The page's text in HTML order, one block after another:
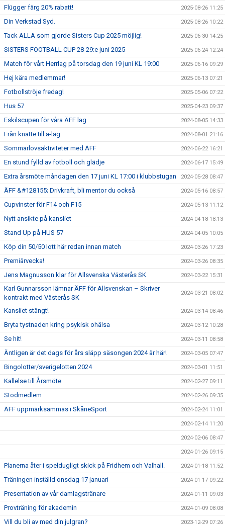
Flügger färg 20% rabatt! 2025-08-26 11:25
Din Verkstad Syd. 2025-08-26 10:22
Tack ALLA som gjorde Sisters Cup 2025 möjlig! 2025-06-30 14:25
SISTERS FOOTBALL CUP 28-29:e juni 2025 2025-06-24 12:24
Match för vårt Herrlag på torsdag den 19 juni KL 19:00 2025-06-16 09:29
Hej kära medlemmar! 2025-06-13 07:21
Fotbollströje fredag! 2025-05-06 07:22
Hus 57 2025-04-23 09:37
Eskilscupen för våra ÄFF lag 2024-08-05 14:33
Från knatte till a-lag 2024-08-01 21:16
Sommarlovsaktiviteter med ÄFF 2024-06-22 16:21
En stund fylld av fotboll och glädje 2024-06-17 15:49
Extra årsmöte måndagen den 17 juni KL 17:00 i klubbstugan 2024-05-28 08:47
ÄFF &#128155; Drivkraft, bli mentor du också 2024-05-16 08:57
Cupvinster för F14 och F15 2024-05-13 11:12
Nytt ansikte på kansliet 2024-04-18 18:13
Stand Up på HUS 57 2024-04-05 10:05
Köp din 50/50 lott här redan innan match 2024-03-26 17:23
Premiärvecka! 2024-03-26 08:35
Jens Magnusson klar för Allsvenska Västerås SK 2024-03-22 15:31
Karl Gunnarsson lämnar ÄFF för Allsvenskan – Skriver
kontrakt med Västerås SK
2024-03-21 08:02
Kansliet stängt! 2024-03-14 08:46
Bryta tystnaden kring psykisk ohälsa 2024-03-12 10:28
Se hit! 2024-03-11 08:58
Äntligen är det dags för års släpp säsongen 2024 är här! 2024-03-05 07:47
Bingolotter/sverigelotten 2024 2024-03-01 11:51
Kallelse till Årsmöte 2024-02-27 09:11
Stödmedlem 2024-02-26 09:35
ÄFF uppmärksammas i SkåneSport 2024-02-24 11:01
2024-02-14 11:20
2024-02-06 08:47
2024-01-26 09:15
Planerna åter i speldugligt skick på Fridhem och Valhall. 2024-01-18 11:52
Träningen inställd onsdag 17 januari 2024-01-17 09:22
Presentation av vår damlagstränare 2024-01-11 09:03
Provträning för akademin 2024-01-09 08:08
Vill du bli av med din julgran? 2023-12-29 07:26